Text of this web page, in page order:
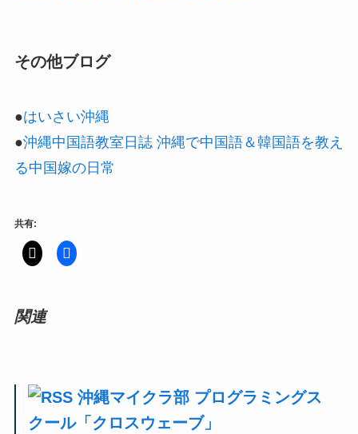
その他ブログ
●はいさい沖縄
●沖縄中国語教室日誌 沖縄で中国語＆韓国語を教え
る中国嫁の日常
共有:
関連
沖縄マイクラ部 プログラミングス
クール「クロスウェーブ」